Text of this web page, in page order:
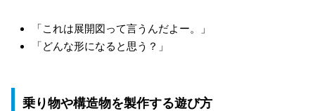
「これは展開図って言うんだよー。」
「どんな形になると思う？」
乗り物や構造物を製作する遊び方